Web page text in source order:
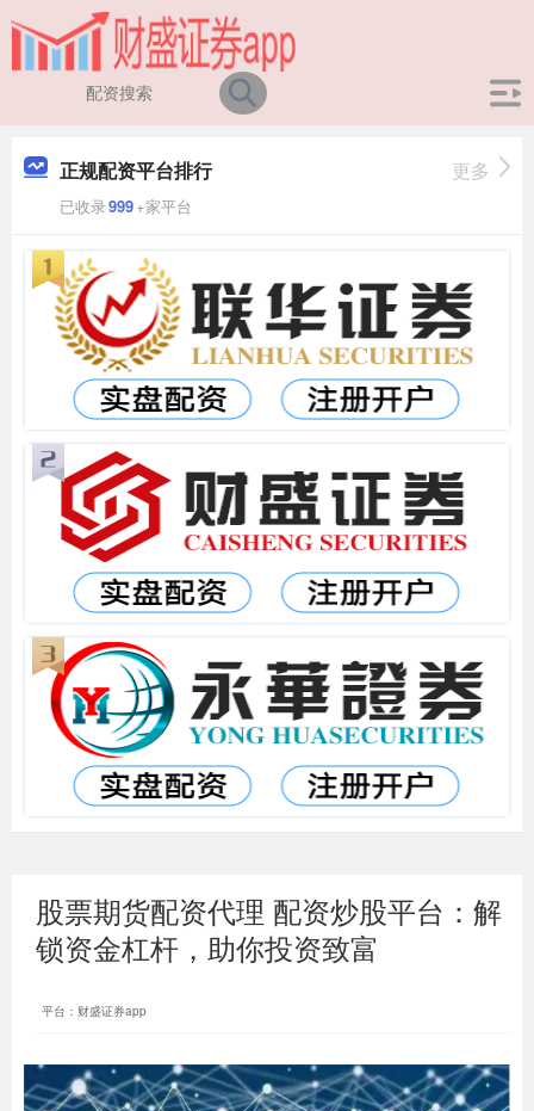
正规配资平台排行
已收录999+家平台
更多
股票期货配资代理 配资炒股平台：解
锁资金杠杆，助你投资致富
平台：财盛证券app